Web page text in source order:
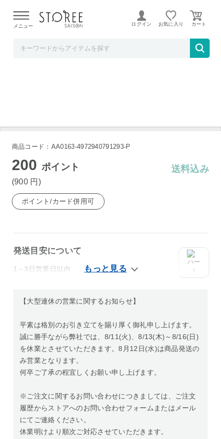
よる配送遅延が発生しております。
メニュー ログイン お気に入り
DASH2 ダッシュツー
商品コード：AA0163-4972940791293-P
200ポイント
(900 円 )
送料込み
ポイント/カード併用可
発送目安について
1～3日営業日以内
【大型連休の営業に関するお知らせ】
平素は格別のお引き立てを賜り厚く御礼申し上げます。
誠に勝手ながら弊社では、8/11(火)、8/13(木)～8/16(日)
を休業とさせていただきます。8月12日(水)は商品発送の
み営業となります。
何卒ご了承の程宜しくお願い申し上げます。
※ご注文に関するお問い合わせにつきましては、ご注文
履歴からストアへのお問い合わせフォームまたはメール
にてご連絡ください。
休業明けより順次ご対応させていただきます。